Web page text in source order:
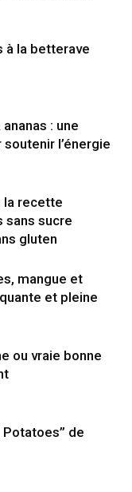
la betterave
: une
l’énergie
la recette
sans sucre
gluten
mangue et
et pleine
ou vraie bonne
de